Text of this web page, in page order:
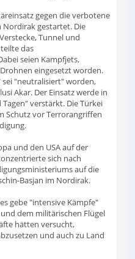
gegen die verbotene
Nordirak gestartet. Die
Tunnel und
das
seien Kampfjets,
eingesetzt worden.
sei "neutralisiert" worden,
Akar. Der Einsatz werde in
verstärkt. Die Türkei
Schutz vor Terrorangriffen
und den USA auf der
sich nach
auf die
Basjan im Nordirak.
gebe "intensive Kämpfe"
dem militärischen Flügel
hätten versucht,
und auch zu Land